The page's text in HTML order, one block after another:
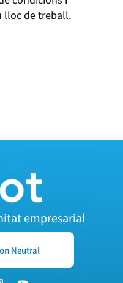
lloc de treball.
empresarial
Neutral